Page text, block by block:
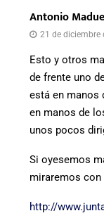
Antonio
21 de diciembre
Esto y otros
de frente uno
está en manos
en manos de
unos pocos
Si oyesemos
miraremos
http://